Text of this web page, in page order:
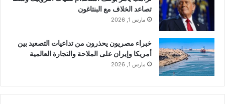
تصاعد الخلاف مع البنتاغون
مارس 1, 2026
خبراء مصريون يحذرون من تداعيات التصعيد بين
أمريكا وإيران على الملاحة والتجارة العالمية
مارس 1, 2026